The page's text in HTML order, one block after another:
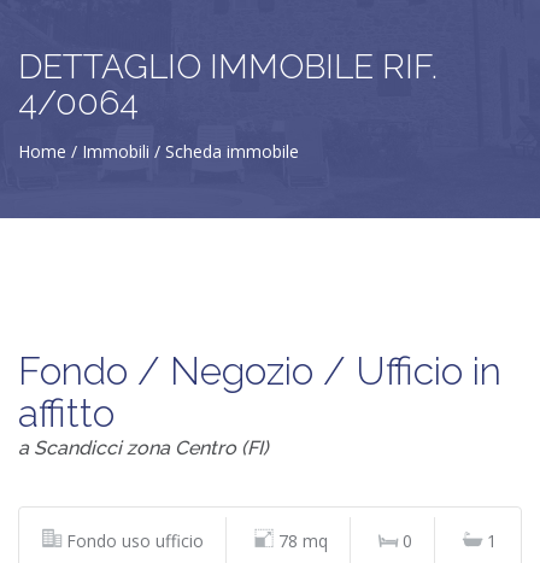
DETTAGLIO IMMOBILE RIF.
4/0064
Home Immobili Scheda immobile
Fondo / Negozio / Ufficio in
affitto
a Scandicci zona Centro (FI)
Fondo uso ufficio 78 mq 0 1